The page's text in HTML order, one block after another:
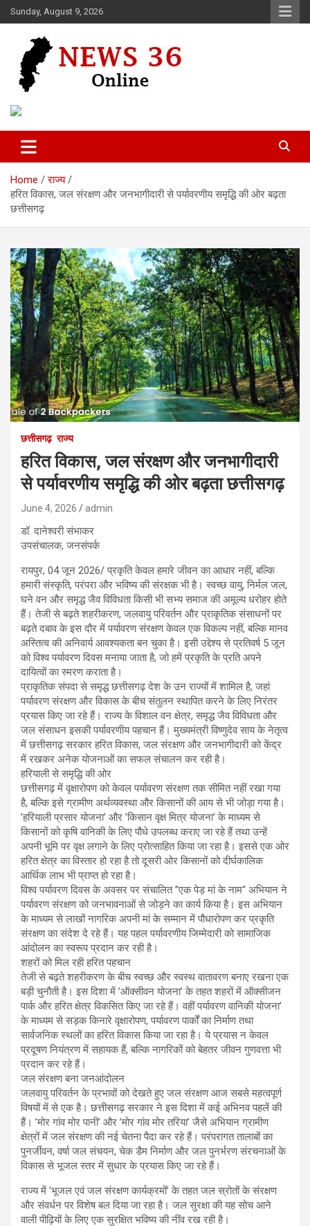
Skip
to
Sunday, August 9, 2026
News 36
Home
राज्य
हरित विकास, जल संरक्षण और जनभागीदारी से पर्यावरणीय समृद्धि की ओर बढ़ता
छत्तीसगढ़
छत्तीसगढ़ राज्य
हरित विकास, जल संरक्षण और जनभागीदारी
से पर्यावरणीय समृद्धि की ओर बढ़ता छत्तीसगढ़
June 4, 2026 admin
डॉ. दानेश्वरी संभाकर
उपसंचालक, जनसंपर्क
रायपुर, 04 जून 2026/ प्रकृति केवल हमारे जीवन का आधार नहीं, बल्कि
हमारी संस्कृति, परंपरा और भविष्य की संरक्षक भी है। स्वच्छ वायु, निर्मल जल,
घने वन और समृद्ध जैव विविधता किसी भी सभ्य समाज की अमूल्य धरोहर होते
हैं। तेजी से बढ़ते शहरीकरण, जलवायु परिवर्तन और प्राकृतिक संसाधनों पर
बढ़ते दबाव के इस दौर में पर्यावरण संरक्षण केवल एक विकल्प नहीं, बल्कि मानव
अस्तित्व की अनिवार्य आवश्यकता बन चुका है। इसी उद्देश्य से प्रतिवर्ष 5 जून
को विश्व पर्यावरण दिवस मनाया जाता है, जो हमें प्रकृति के प्रति अपने
दायित्वों का स्मरण कराता है।
प्राकृतिक संपदा से समृद्ध छत्तीसगढ़ देश के उन राज्यों में शामिल है, जहां
पर्यावरण संरक्षण और विकास के बीच संतुलन स्थापित करने के लिए निरंतर
प्रयास किए जा रहे हैं। राज्य के विशाल वन क्षेत्र, समृद्ध जैव विविधता और
जल संसाधन इसकी पर्यावरणीय पहचान हैं। मुख्यमंत्री विष्णुदेव साय के नेतृत्व
में छत्तीसगढ़ सरकार हरित विकास, जल संरक्षण और जनभागीदारी को केंद्र
में रखकर अनेक योजनाओं का सफल संचालन कर रही है।
हरियाली से समृद्धि की ओर
छत्तीसगढ़ में वृक्षारोपण को केवल पर्यावरण संरक्षण तक सीमित नहीं रखा गया
है, बल्कि इसे ग्रामीण अर्थव्यवस्था और किसानों की आय से भी जोड़ा गया है।
’हरियाली प्रसार योजना’ और ’किसान वृक्ष मित्र योजना’ के माध्यम से
किसानों को कृषि वानिकी के लिए पौधे उपलब्ध कराए जा रहे हैं तथा उन्हें
अपनी भूमि पर वृक्ष लगाने के लिए प्रोत्साहित किया जा रहा है। इससे एक ओर
हरित क्षेत्र का विस्तार हो रहा है तो दूसरी ओर किसानों को दीर्घकालिक
आर्थिक लाभ भी प्राप्त हो रहा है।
विश्व पर्यावरण दिवस के अवसर पर संचालित ”एक पेड़ मां के नाम“ अभियान ने
पर्यावरण संरक्षण को जनभावनाओं से जोड़ने का कार्य किया है। इस अभियान
के माध्यम से लाखों नागरिक अपनी मां के सम्मान में पौधारोपण कर प्रकृति
संरक्षण का संदेश दे रहे हैं। यह पहल पर्यावरणीय जिम्मेदारी को सामाजिक
आंदोलन का स्वरूप प्रदान कर रही है।
शहरों को मिल रही हरित पहचान
तेजी से बढ़ते शहरीकरण के बीच स्वच्छ और स्वस्थ वातावरण बनाए रखना एक
बड़ी चुनौती है। इस दिशा में ’ऑक्सीवन योजना’ के तहत शहरों में ऑक्सीजन
पार्क और हरित क्षेत्र विकसित किए जा रहे हैं। वहीं पर्यावरण वानिकी योजना’
के माध्यम से सड़क किनारे वृक्षारोपण, पर्यावरण पार्कों का निर्माण तथा
सार्वजनिक स्थलों का हरित विकास किया जा रहा है। ये प्रयास न केवल
प्रदूषण नियंत्रण में सहायक हैं, बल्कि नागरिकों को बेहतर जीवन गुणवत्ता भी
प्रदान कर रहे हैं।
जल संरक्षण बना जनआंदोलन
जलवायु परिवर्तन के प्रभावों को देखते हुए जल संरक्षण आज सबसे महत्वपूर्ण
विषयों में से एक है। छत्तीसगढ़ सरकार ने इस दिशा में कई अभिनव पहलें की
हैं। ’मोर गांव मोर पानी’ और ’मोर गांव मोर तरिया’ जैसे अभियान ग्रामीण
क्षेत्रों में जल संरक्षण की नई चेतना पैदा कर रहे हैं। परंपरागत तालाबों का
पुनर्जीवन, वर्षा जल संचयन, चेक डैम निर्माण और जल पुनर्भरण संरचनाओं के
विकास से भूजल स्तर में सुधार के प्रयास किए जा रहे हैं।
राज्य में ’भूजल एवं जल संरक्षण कार्यक्रमों’ के तहत जल स्रोतों के संरक्षण
और संवर्धन पर विशेष बल दिया जा रहा है। जल सुरक्षा की यह सोच आने
वाली पीढ़ियों के लिए एक सुरक्षित भविष्य की नींव रख रही है।